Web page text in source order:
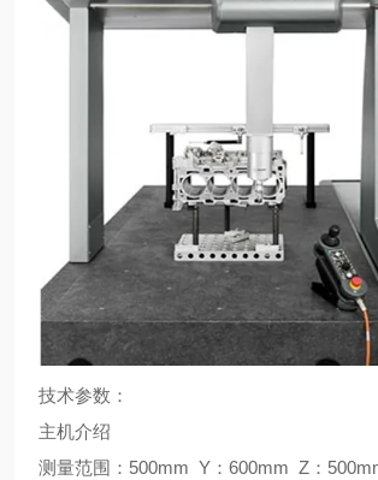
技术参数：
主机介绍
测量范围：500mm Y：600mm Z：